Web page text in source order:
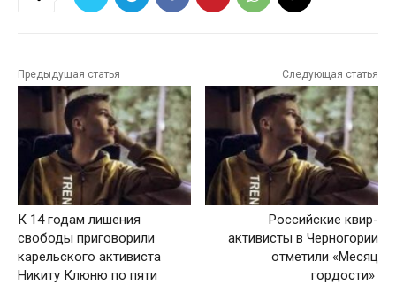
Предыдущая статья
К 14 годам лишения
свободы приговорили
карельского активиста
Никиту Клюню по пяти
Следующая статья
Российские квир-
активисты в Черногории
отметили «Месяц
гордости»